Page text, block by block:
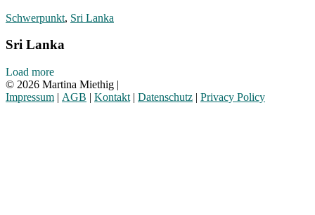
Schwerpunkt, Sri Lanka
Sri Lanka
Posts
navigation
Load more
© 2026 Martina Miethig |
Impressum | AGB | Kontakt | Datenschutz | Privacy Policy